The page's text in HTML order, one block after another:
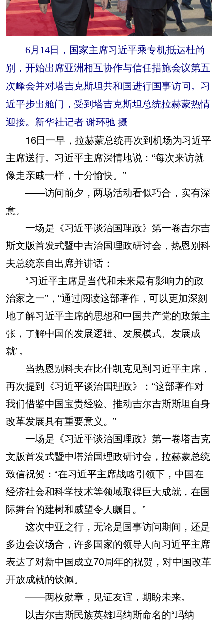
6月14日，国家主席习近平乘专机抵达杜尚
别，开始出席亚洲相互协作与信任措施会议第五
次峰会并对塔吉克斯坦共和国进行国事访问。习
近平步出舱门，受到塔吉克斯坦总统拉赫蒙热情
迎接。新华社记者 谢环驰 摄
16日一早，拉赫蒙总统再次到机场为习近平
主席送行。习近平主席深情地说：“每次来访就
像走亲戚一样，十分愉快。”
——访问前夕，两场活动看似巧合，实有深
意。
一场是《习近平谈治国理政》第一卷吉尔吉
斯文版首发式暨中吉治国理政研讨会，热恩别科
夫总统亲自出席并讲话：
“习近平主席是当代和未来最有影响力的政
治家之一”，“通过阅读这部著作，可以更加深刻
地了解习近平主席的思想和中国共产党的政策主
张，了解中国的发展逻辑、发展模式、发展成
就”。
当热恩别科夫在比什凯克见到习近平主席，
再次提到《习近平谈治国理政》：“这部著作对
我们借鉴中国宝贵经验、推动吉尔吉斯斯坦自身
改革发展具有重要意义。”
一场是《习近平谈治国理政》第一卷塔吉克
文版首发式暨中塔治国理政研讨会，拉赫蒙总统
致信祝贺：“在习近平主席战略引领下，中国在
经济社会和科学技术等领域取得巨大成就，在国
际舞台的建树和威望令人瞩目。”
这次中亚之行，无论是国事访问期间，还是
多边会议场合，许多国家的领导人向习近平主席
表达了对新中国成立70周年的祝贺，对中国改革
开放成就的钦佩。
——两枚勋章，见证友谊，期盼未来。
以吉尔吉斯民族英雄玛纳斯命名的“玛纳